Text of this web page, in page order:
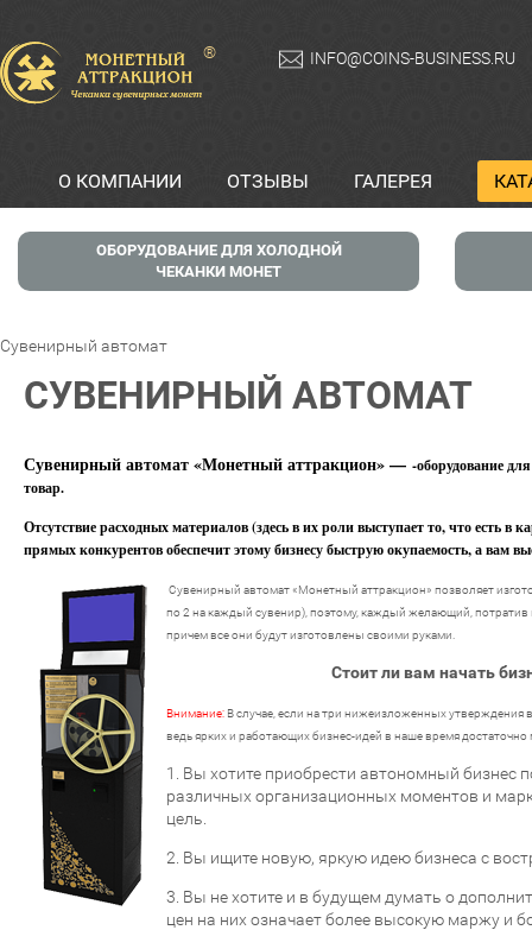
® INFO@COINS-BUSINESS.RU
О КОМПАНИИ ОТЗЫВЫ ГАЛЕРЕЯ
ОБОРУДОВАНИЕ ДЛЯ ХОЛОДНОЙ
ЧЕКАНКИ МОНЕТ
Сувенирный автомат
СУВЕНИРНЫЙ АВТОМАТ
Сувенирный автомат «Монетный аттракцион» — -оборудование
товар.
Отсутствие расходных материалов (здесь в их роли выступает то, что есть
прямых конкурентов обеспечит этому бизнесу быструю окупаемость, а вам
Сувенирный автомат «Монетный аттракцион» позволяет
по 2 на каждый сувенир), поэтому, каждый желающий,
причем все они будут изготовлены своими руками.
Стоит ли вам начать
Внимание: В случае, если на три нижеизложенных утверждения
ведь ярких и работающих бизнес-идей в наше время достаточно
1.
Вы хотите приобрести автономный бизнес
различных организационных моментов и
цель.
2. Вы ищите новую, яркую идею бизнеса с
3. Вы не хотите и в будущем думать о
цен на них означает более высокую маржу и